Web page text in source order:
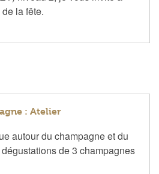
la fête.
: Atelier
autour du champagne et du
de 3 champagnes